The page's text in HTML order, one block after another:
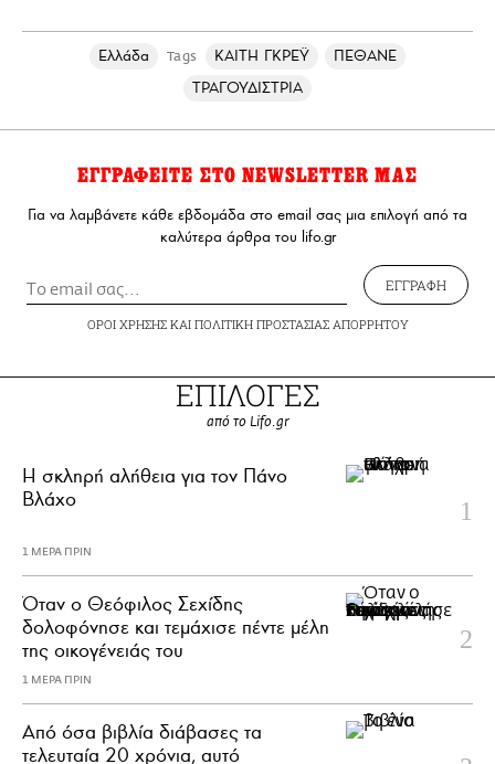
Ελλάδα Tags ΚΑΙΤΗ ΓΚΡΕΫ
ΠΕΘΑΝΕ
ΤΡΑΓΟΥΔΙΣΤΡΙΑ
ΕΓΓΡΑΦΕΙΤΕ ΣΤΟ NEWSLETTER ΜΑΣ
Για να λαμβάνετε κάθε εβδομάδα στο email σας μια επιλογή από τα
καλύτερα άρθρα του lifo.gr
ΕΓΓΡΑΦΗ
ΟΡΟΙ ΧΡΗΣΗΣΚΑΙ ΠΟΛΙΤΙΚΗ ΠΡΟΣΤΑΣΙΑΣ ΑΠΟΡΡΗΤΟΥ
ΕΠΙΛΟΓΕΣ
από το Lifo.gr
H σκληρή αλήθεια για τον Πάνο
Βλάχο
1 ΜΕΡΑ ΠΡΙΝ
Όταν ο Θεόφιλος Σεχίδης
δολοφόνησε και τεμάχισε πέντε μέλη
της οικογένειάς του
1 ΜΕΡΑ ΠΡΙΝ
Από όσα βιβλία διάβασες τα
τελευταία 20 χρόνια, αυτό